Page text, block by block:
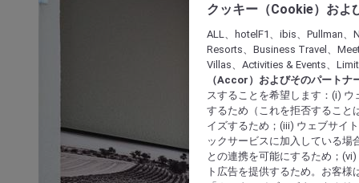
クッキー（Cookie）およ
ALL、hotelF1、ibis、Pullman
Resorts、Business Travel、
Villas、Activities & Events、
（Accor）およびそのパートナ
スすることを希望します：(i)
するため（これを拒否すること
イズするため；(iii) ウェブサイ
ックサービスに加入している場
との連携を可能にするため；
ト広告を提供するため。お客